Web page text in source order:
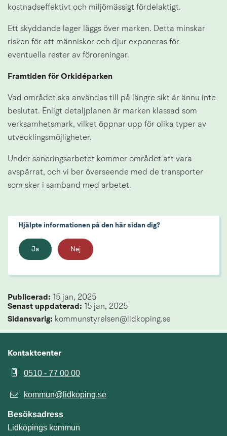
kostnadseffektivt och miljömässigt fördelaktigt.
Ett skyddande lager läggs över marken. Detta minskar
risken för att människor och djur exponeras för
eventuella rester av föroreningar.
Framtiden för Orkidéparken
Vad området ska användas till på längre sikt är ännu inte
beslutat. Enligt detaljplanen är marken klassad som
verksamhetsmark, vilket öppnar upp för olika typer av
utvecklingsmöjligheter.
Under saneringsarbetet kommer området att vara
avspärrat, och vi ber överseende med de transporter
som sker i samband med arbetet.
Hjälpte informationen på den här sidan dig?
Ja Nej
Publicerad: 15 jan, 2025
Senast uppdaterad: 15 jan, 2025
Sidansvarig: kommunstyrelsen@lidkoping.se
Kontaktcenter
0510 - 77 00 00
kommun@lidkoping.se
Besöksadress
Lidköpings kommun